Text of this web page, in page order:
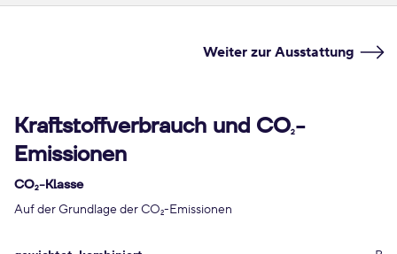
Weiter zur Ausstattung
Kraftstoffverbrauch und CO2-
Emissionen
CO2-Klasse
Auf der Grundlage der CO2-Emissionen